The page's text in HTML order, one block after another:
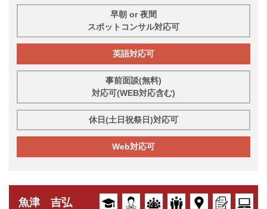
早朝 or 夜間
スポットコンサル対応可
英語対応可
事前面談(無料)
対応可(WEB対応含む)
休日(土日祝祭日)対応可
Web対応可
魚津 吉弘